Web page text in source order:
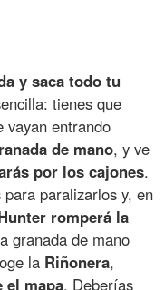
y saca todo tu
tienes que
vayan entrando
de mano, y ve
por los cajones.
paralizarlos y, en
romperá la
granada de mano
la Riñonera,
el mapa. Deberías